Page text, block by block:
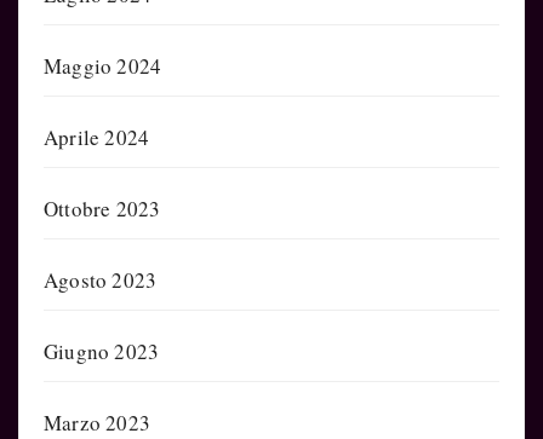
Maggio 2024
Aprile 2024
Ottobre 2023
Agosto 2023
Giugno 2023
Marzo 2023